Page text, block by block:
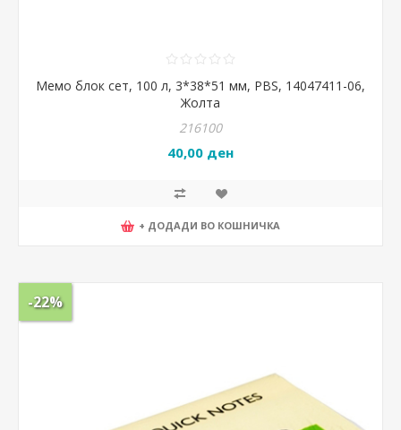
Мемо блок сет, 100 л, 3*38*51 мм, PBS, 14047411-06,
Жолта
216100
40,00 ден
+ ДОДАДИ ВО КОШНИЧКА
-22%